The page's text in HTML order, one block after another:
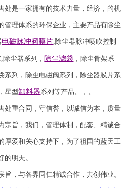
处是一家拥有的技术力量，经济，的机
管理体系的环保企业，主要产品有除尘
电磁脉冲阀膜片, 除尘器脉冲喷吹控制
, 除尘器系列， 除尘滤袋 ，除尘骨架系
系列，除尘电磁阀系列，除尘器膜片系
星型卸料器系列等产品。，。
处重合同，守信誉，以诚信为本，质量
宗旨，我们，管理体制，配套、精诚合
厚爱和关心支持下，为了祖国的蓝天工
的明天。
旨，与各界同仁精诚合作，共创伟业。